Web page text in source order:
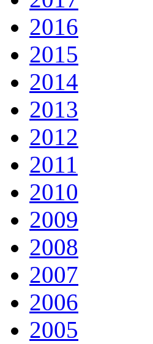
2016
2015
2014
2013
2012
2011
2010
2009
2008
2007
2006
2005